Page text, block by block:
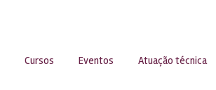
Cursos Eventos Atuação técnica